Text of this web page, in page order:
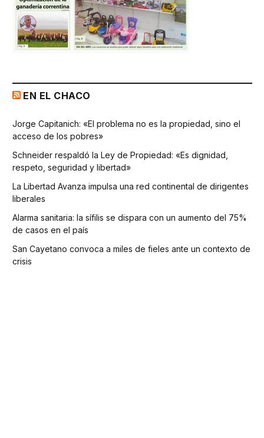
EN EL CHACO
Jorge Capitanich: «El problema no es la propiedad, sino el
acceso de los pobres»
Schneider respaldó la Ley de Propiedad: «Es dignidad,
respeto, seguridad y libertad»
La Libertad Avanza impulsa una red continental de dirigentes
liberales
Alarma sanitaria: la sífilis se dispara con un aumento del 75%
de casos en el país
San Cayetano convoca a miles de fieles ante un contexto de
crisis